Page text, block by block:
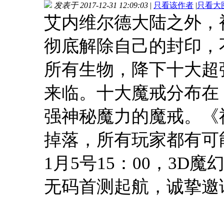
发表于 2017-12-31 12:09:03 | 只看该作者 |只看大
艾内维尔德大陆之外
彻底解除自己的封印
所有生物，降下十大
来临。十大魔戒分布
强神秘魔力的魔戒。
掉落，所有玩家都有
1月5号15：00，3D魔
无码首测起航，诚挚